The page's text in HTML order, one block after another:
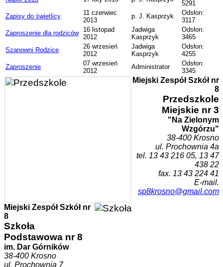
5291
Zapisy do świetlicy
11 czerwiec
2013
p. J. Kasprzyk
Odsłon:
3117
Zaproszenie dla rodziców
16 listopad
2012
Jadwiga
Kasprzyk
Odsłon:
3465
Szanowni Rodzice
26 wrzesień
2012
Jadwiga
Kasprzyk
Odsłon:
4255
Zaproszenie
07 wrzesień
2012
Administrator
Odsłon:
3345
Miejski Zespół Szkół nr
8
Przedszkole
Miejskie nr 3
"Na Zielonym
Wzgórzu"
38-400 Krosno
ul. Prochownia 4a
tel. 13 43 216 05, 13 47
438 22
fax. 13 43 224 41
E-mail.
sp8krosno@gmail.com
Miejski Zespół Szkół nr
8
Szkoła
Podstawowa nr 8
im. Dar Górników
38-400 Krosno
ul. Prochownia 7